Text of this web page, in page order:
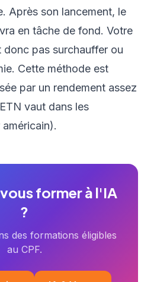
Après son lancement, le
en tâche de fond. Votre
donc pas surchauffer ou
Cette méthode est
par un rendement assez
vaut dans les
former à l'IA
?
des formations éligibles
au CPF.